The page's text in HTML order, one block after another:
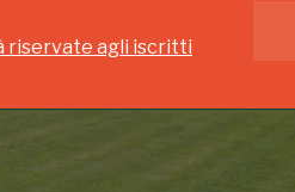
riservate agli iscritti